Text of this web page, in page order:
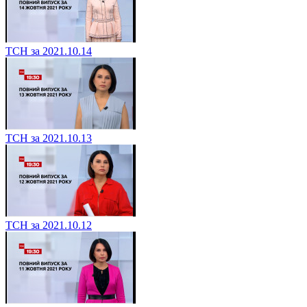
ТСН за 2021.10.14
ТСН за 2021.10.13
ТСН за 2021.10.12